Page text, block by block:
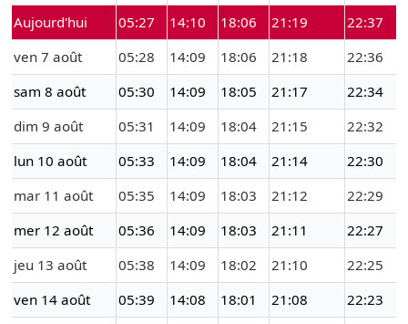
Aujourd'hui
05:27 14:10 18:06 21:19
22:37
ven 7 août
05:28 14:09 18:06 21:18
22:36
sam 8 août
05:30 14:09 18:05 21:17
22:34
dim 9 août
05:31 14:09 18:04 21:15
22:32
lun 10 août
05:33 14:09 18:04 21:14
22:30
mar 11 août
05:35 14:09 18:03 21:12
22:29
mer 12 août
05:36 14:09 18:03 21:11
22:27
jeu 13 août
05:38 14:09 18:02 21:10
22:25
ven 14 août
05:39 14:08 18:01 21:08
22:23